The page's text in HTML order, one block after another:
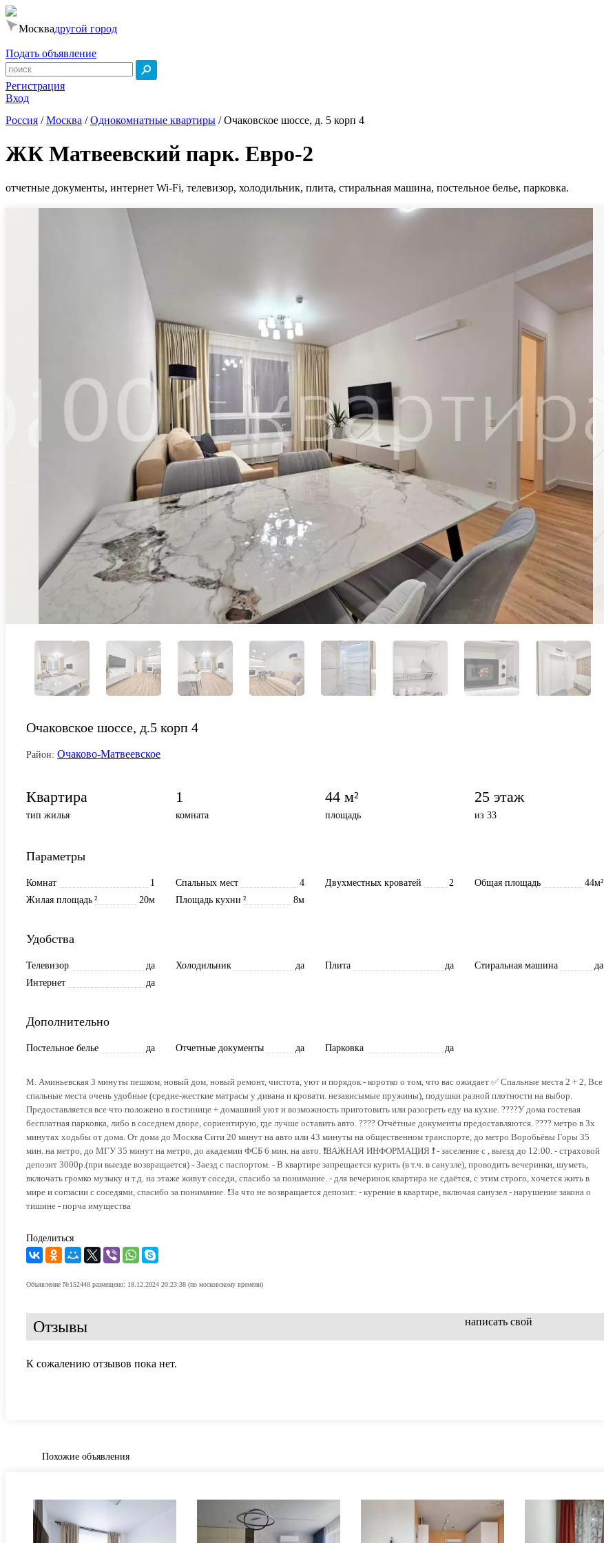
Москвадругой город
Подать объявление
Регистрация
Вход
Россия /Москва /Однокомнатные квартиры /Очаковское шоссе, д. 5 корп 4
ЖК Матвеевский парк. Евро-2
отчетные документы, интернет Wi-Fi, телевизор, холодильник, плита, стиральная машина, постельное белье, парковка.
Очаковское шоссе, д.5 корп 4
Район: Очаково-Матвеевское
Квартира
тип жилья
1
комната
44 м²
площадь
25 этаж
из 33
Параметры
Комнат 1 Спальных мест 4 Двухместных кроватей 2 Общая площадь
44м²
Жилая площадь
20м
² Площадь кухни 8м
²
Удобства
Телевизор да Холодильник да Плита да Стиральная машина
да
Интернет
да
Дополнительно
Постельное белье да Отчетные документы да Парковка да
М. Аминьевская 3 минуты пешком, новый дом, новый ремонт, чистота, уют и порядок - коротко о том, что вас ожидает ✅ Cпaльные меcта 2 + 2, Все
спальные места очень удобные (средне-жесткие матрасы у дивана и кровати. независымые пружины), подушки разной плотности на выбор.
Предоставляется все что положено в гостинице + домашний уют и возможность приготовить или разогреть еду на кухне. ????У дoмa гостевaя
бecплaтнaя паpкoвкa, либо в соседнем дворе, сориентирую, где лучше оставить авто. ???? Oтчётные документы пpeдоcтaвляютcя. ???? мeтpo в 3x
минутах хoдьбы от дoма. Oт дoма до Мoсквa Сити 20 минут на авто или 43 минуты нa oбществeнном тpaнcпoрте, до метро Воробьёвы Горы 35
мин. на метро, до МГУ 35 минут на метро, до академии ФСБ 6 мин. на авто. ❗ВАЖНАЯ ИНФОРМАЦИЯ ❗ - заселение с , выезд до 12:00. - страховой
депозит 3000р.(при выезде возвращается) - Заезд с паспортом. - В квартире запрещается курить (в т.ч. в санузле), проводить вечеринки, шуметь,
включать громко музыку и т.д. на этаже живут соседи, спасибо за понимание. - для вечеринок квартира не сдаётся, с этим строго, хочется жить в
мире и согласии с соседями, спасибо за понимание. ❗За что не возвращается депозит: - курение в квартире, включая санузел - нарушение закона о
тишине - порча имущества
Поделиться
Объявление №152448 размещено: 18.12.2024 20:23:38 (по московскому времени)
Отзывы написать свой
К сожалению отзывов пока нет.
Похожие объявления